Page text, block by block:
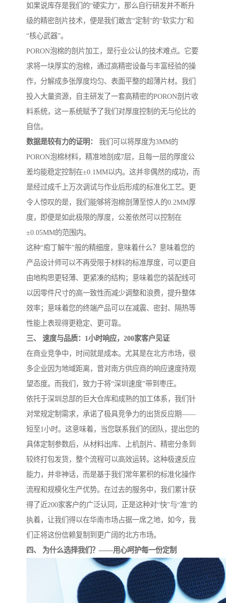
如果说库存是我们的“硬实力”，那么自行研发并不断升
级的精密剖片技术，便是我们敢言“定制”的“软实力”和
“核心武器”。
PORON泡棉的剖片加工，是行业公认的技术难点。它要
求将一块厚实的泡棉，通过高精密设备与丰富经验的操
作，分解成多张厚度均匀、表面平整的超薄片材。我们
投入大量资源，自主研发了一套高精密的PORON剖片收
料系统，这一系统赋予了我们对厚度控制的无与伦比的
自信。
数据是较有力的证明：
我们可以将厚度为3MM的
PORON泡棉材料，精准地剖成7层，且每一层的厚度公
差均能稳定控制在±0.1MM以内。这并非偶然的成功，而
是经过成千上万次调试与作业后形成的标准化工艺。更
令人惊叹的是，我们能够将泡棉剖薄至惊人的0.2MM厚
度，即便是如此极限的厚度，公差依然可以控制在
±0.05MM的范围内。
这种“庖丁解牛”般的精细度，意味着什么？意味着您的
产品设计师可以不再受限于材料的标准厚度，可以更自
由地构思更轻薄、更紧凑的结构；意味着您的装配线可
以因零件尺寸的高一致性而减少调整和浪费，提升整体
效率；意味着您的终端产品可以在减震、密封、隔热等
性能上表现得更稳定、更可靠。
三、 速度与品质：1小时响应，200家客户见证
在商业竞争中，时间就是成本。尤其是在北方市场，很
多企业因为地域距离，曾对南方供应商的响应速度持观
望态度。而我们，致力于将“深圳速度”带到枣庄。
依托于深圳总部的巨大仓库和成熟的加工体系，我们针
对常规定制需求，承诺了极具竞争力的出货反应期——
短至1小时。这意味着，当您联系我们的团队，提出您的
具体定制参数后，从材料出库、上机剖片、精密分条到
较终打包发货，整个流程可以高效运转。这种极速反应
能力，并非神话，而是基于我们常年累积的标准化操作
流程和规模化生产优势。在过去的服务中，我们累计获
得了近200家客户的广泛认同，正是这种对“快”与“准”的
执着，让我们得以在华南市场占据一席之地，如今，我
们正将这份信赖复制到更广阔的北方市场。
四、 为什么选择我们？——用心呵护每一份定制